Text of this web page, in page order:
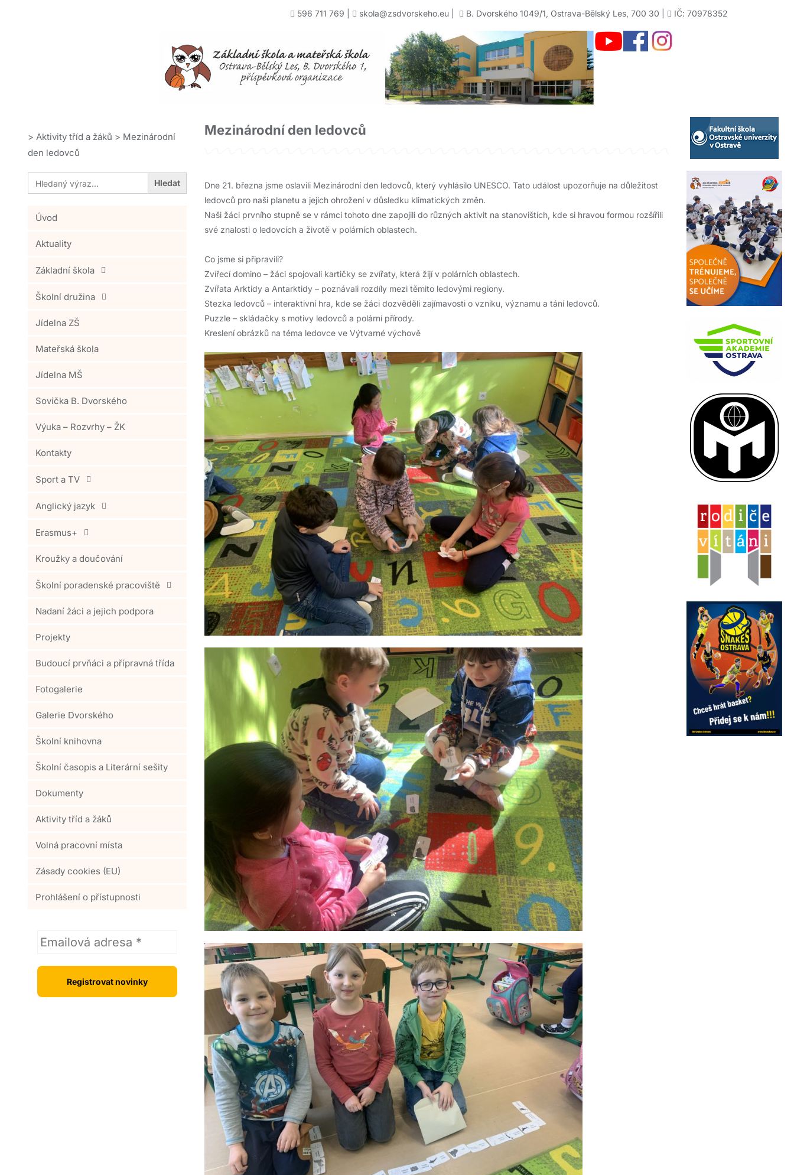
596 711 769 skola@zsdvorskeho.eu B. Dvorského 1049/1, Ostrava-Bělský Les, 700 30 | IČ: 70978352
> Aktivity tříd a žáků > Mezinárodní
den ledovců
Search
for:
Úvod
Aktuality
Základní škola
Školní družina
Jídelna ZŠ
Mateřská škola
Jídelna MŠ
Sovička B. Dvorského
Výuka – Rozvrhy – ŽK
Kontakty
Sport a TV
Anglický jazyk
Erasmus+
Kroužky a doučování
Školní poradenské pracoviště
Nadaní žáci a jejich podpora
Projekty
Budoucí prvňáci a přípravná třída
Fotogalerie
Galerie Dvorského
Školní knihovna
Školní časopis a Literární sešity
Dokumenty
Aktivity tříd a žáků
Volná pracovní místa
Zásady cookies (EU)
Prohlášení o přístupnosti
Mezinárodní den ledovců
Dne 21. března jsme oslavili Mezinárodní den ledovců, který vyhlásilo UNESCO. Tato událost upozorňuje na důležitost
ledovců pro naši planetu a jejich ohrožení v důsledku klimatických změn.
Naši žáci prvního stupně se v rámci tohoto dne zapojili do různých aktivit na stanovištích, kde si hravou formou rozšířili
své znalosti o ledovcích a životě v polárních oblastech.
Co jsme si připravili?
Zvířecí domino– žáci spojovali kartičky se zvířaty, která žijí v polárních oblastech.
Zvířata Arktidy a Antarktidy– poznávali rozdíly mezi těmito ledovými regiony.
Stezka ledovců– interaktivní hra, kde se žáci dozvěděli zajímavosti o vzniku, významu a tání ledovců.
Puzzle– skládačky s motivy ledovců a polární přírody.
Kreslení obrázků na téma ledovce ve Výtvarné výchově